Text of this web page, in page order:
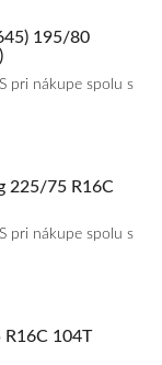
195/80
pri nákupe spolu s
225/75 R16C
pri nákupe spolu s
104T